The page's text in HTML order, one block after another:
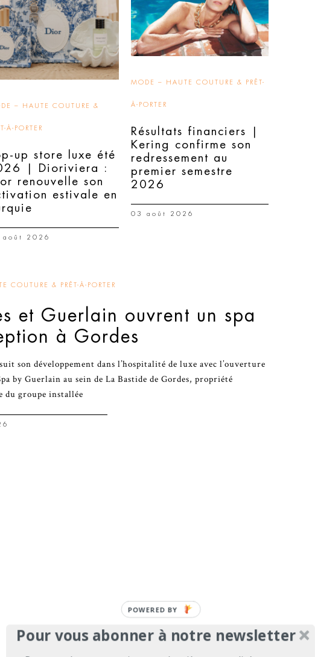
– HAUTE COUTURE &
À-PORTER
up store luxe été
| Dioriviera :
renouvelle son
estivale en
août 2026
MODE – HAUTE COUTURE & PRÊT-
À-PORTER
Résultats financiers |
Kering confirme son
redressement au
premier semestre
2026
03 août 2026
COUTURE & PRÊT-À-PORTER
et Guerlain ouvrent un spa
à Gordes
son développement dans l’hospitalité de luxe avec l’ouverture
by Guerlain au sein de La Bastide de Gordes, propriété
du groupe installée
Pour vous abonner à notre newsletter